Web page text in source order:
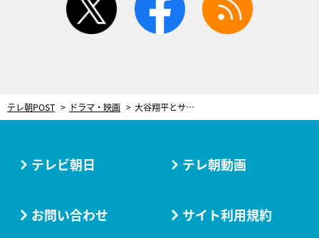
テレ朝POST ドラマ・映画 大谷翔平とサプライズ共演!? 鷹央（橋本環奈）のソフトボール挑戦が可愛すぎる！＜天久鷹央の推理カルテ＞
テレビ朝日 テレ朝動画
お問い合わせ サイト利用規約